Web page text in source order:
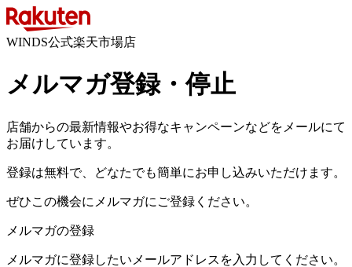
WINDS公式楽天市場店
メルマガ登録・停止
店舗からの最新情報やお得なキャンペーンなどをメールにて
お届けしています。
登録は無料で、どなたでも簡単にお申し込みいただけます。
ぜひこの機会にメルマガにご登録ください。
メルマガの登録
メルマガに登録したいメールアドレスを入力してください。